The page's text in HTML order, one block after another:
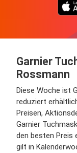
Garnier
Rossmann
Diese Woche ist
reduziert
Preisen,
Garnier
den besten Preis
gilt in